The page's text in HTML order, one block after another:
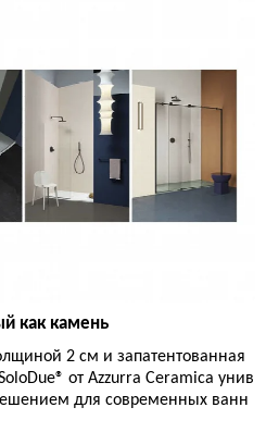
как камень
2 см и запатентованная
от Azzurra Ceramica унив
для современных ванн